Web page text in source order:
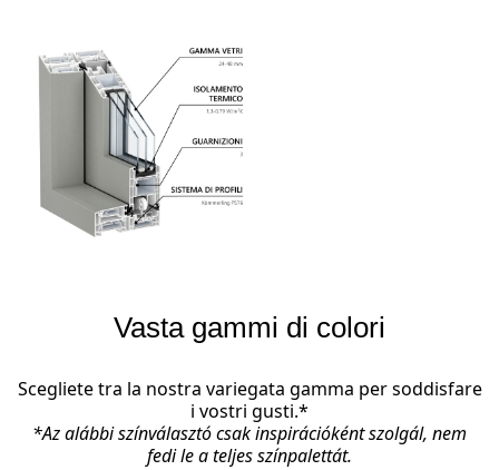
Vasta gammi di colori
Scegliete tra la nostra variegata gamma per soddisfare
i vostri gusti.*
*Az alábbi színválasztó csak inspirációként szolgál, nem
fedi le a teljes színpalettát.